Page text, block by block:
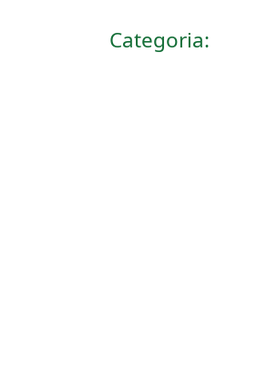
Categoria: